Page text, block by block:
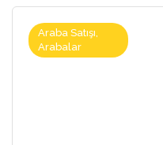
Araba Satışı,
Arabalar